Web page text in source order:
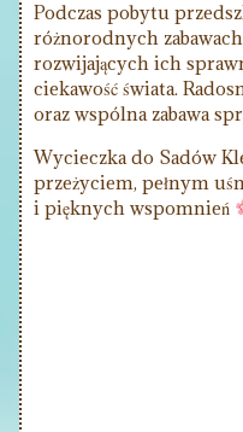
Podczas pobytu
różnorodnych
rozwijających ich
ciekawość świata.
oraz wspólna zabawa
Wycieczka do Sadów
przeżyciem, pełnym
i pięknych wspomnień